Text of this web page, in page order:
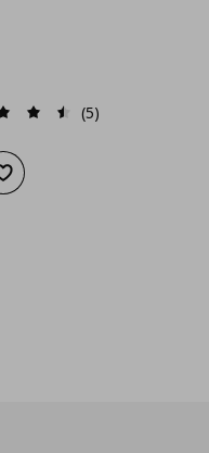
(5)
в кошницата
Добави към списъка с